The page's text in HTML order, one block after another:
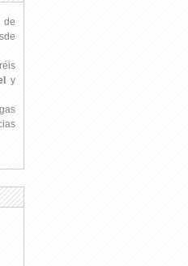
de
y